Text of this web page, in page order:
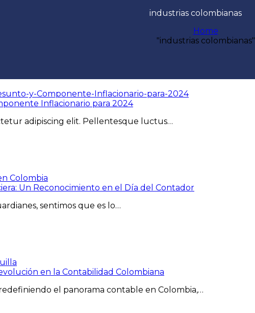
industrias colombianas
Home
"industrias colombianas"
Inflacionario para 2024
adipiscing elit. Pellentesque luctus…
Un Reconocimiento en el Día del Contador
sentimos que es lo…
en la Contabilidad Colombiana
el panorama contable en Colombia,…